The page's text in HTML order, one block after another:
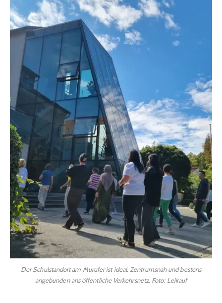
Der Schulstandort am Murufer ist ideal. Zentrumsnah und bestens
angebunden ans öffentliche Verkehrsnetz. Foto: Leikauf